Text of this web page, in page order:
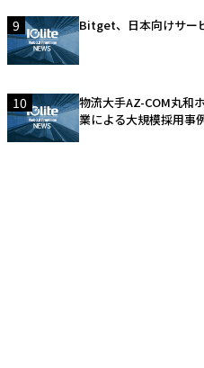
9 Bitget、日本向けサー
10
物流大手AZ-COM丸和
業による大規模採用事